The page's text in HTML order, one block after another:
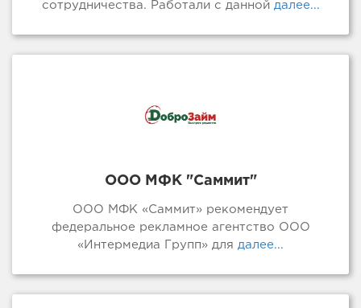
сотрудничества. Работали с даннойдалее...
ООО МФК "Саммит"
ООО МФК «Саммит» рекомендует
федеральное рекламное агентство ООО
«Интермедиа Групп» для далее...